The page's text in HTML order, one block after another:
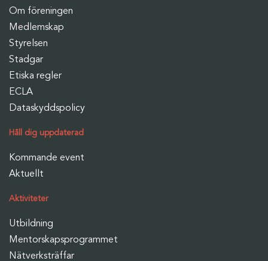
Om föreningen
Medlemskap
Styrelsen
Stadgar
Etiska regler
ECLA
Dataskyddspolicy
Håll dig uppdaterad
Kommande event
Aktuellt
Aktiviteter
Utbildning
Mentorskapsprogrammet
Nätverksträffar